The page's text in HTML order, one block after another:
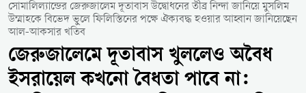
সোমালিল্যান্ডের জেরুজালেম দূতাবাস উদ্বোধনের তীব্র নিন্দা জানিয়ে মুসলিম
উম্মাহকে বিভেদ ভুলে ফিলিস্তিনের পক্ষে ঐক্যবদ্ধ হওয়ার আহ্বান জানিয়েছেন
আল-আকসার খতিব
জেরুজালেমে দূতাবাস খুললেও অবৈধ
ইসরায়েল কখনো বৈধতা পাবে না: